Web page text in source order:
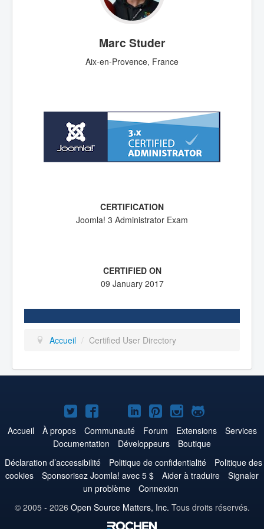
Marc Studer
Aix-en-Provence, France
Joomla! 3 Administrator Exam
09 January 2017
Accueil / Certified User Directory
Joomla!
sur
Twitter
Joomla!
sur
Facebook
Joomla!
sur
YouTube
Joomla!
sur
LinkedIn
Joomla!
sur
Pinterest
Joomla!
sur
Instagram
Joomla!
sur
GitHub
Accueil À propos Communauté Forum Extensions
Services
Documentation
Développeurs
Boutique
Déclaration d’accessibilité
Politique de confidentialité
Politique des
cookies
Sponsorisez Joomla! avec 5 $ Aider à traduire
Signaler
un problème
Connexion
© 2005 - 2026 Open Source Matters, Inc. Tous droits réservés.